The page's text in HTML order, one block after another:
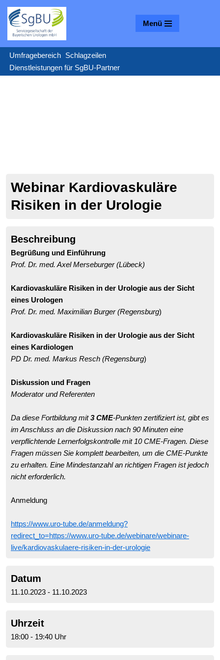
Zum
Inhalt
springen
Menü
Umfragebereich Schlagzeilen
Dienstleistungen für SgBU-Partner
Webinar Kardiovaskuläre
Risiken in der Urologie
Beschreibung
Begrüßung und Einführung
Prof. Dr. med. Axel Merseburger (Lübeck)
Kardiovaskuläre Risiken in der Urologie aus der Sicht
eines Urologen
Prof. Dr. med. Maximilian Burger (Regensburg)
Kardiovaskuläre Risiken in der Urologie aus der Sicht
eines Kardiologen
PD Dr. med. Markus Resch (Regensburg)
Diskussion und Fragen
Moderator und Referenten
Da diese Fortbildung mit3 CME-Punkten zertifiziert ist, gibt es
im Anschluss an die Diskussion nach 90 Minuten eine
verpflichtende Lernerfolgskontrolle mit 10 CME-Fragen. Diese
Fragen müssen Sie komplett bearbeiten, um die CME-Punkte
zu erhalten. Eine Mindestanzahl an richtigen Fragen ist jedoch
nicht erforderlich.
Anmeldung
https://www.uro-tube.de/anmeldung?
redirect_to=https://www.uro-tube.de/webinare/webinare-
live/kardiovaskulaere-risiken-in-der-urologie
Datum
11.10.2023 - 11.10.2023
Uhrzeit
18:00 - 19:40 Uhr